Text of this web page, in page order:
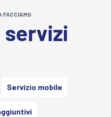
FACCIAMO
Servizio mobile